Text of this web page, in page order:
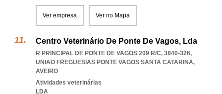
Ver empresa Ver no Mapa
Centro Veterinário De Ponte De Vagos, Lda
R PRINCIPAL DE PONTE DE VAGOS 209 R/C, 3840-326,
UNIAO FREGUESIAS PONTE VAGOS SANTA CATARINA,
AVEIRO
Atividades veterinárias
LDA